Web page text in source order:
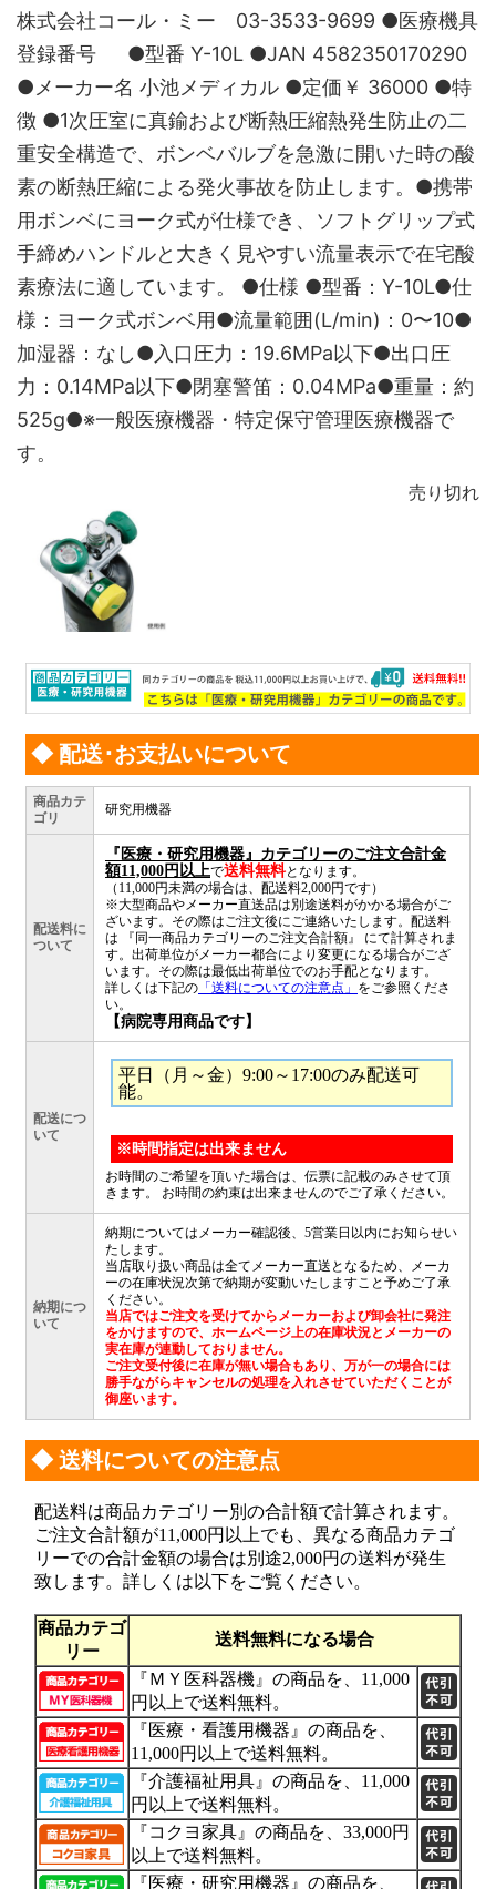
株式会社コール・ミー 03-3533-9699 ●医療機具
登録番号 ●型番 Y-10L ●JAN 4582350170290
●メーカー名 小池メディカル ●定価￥ 36000 ●特
徴 ●1次圧室に真鍮および断熱圧縮熱発生防止の二
重安全構造で、ボンベバルブを急激に開いた時の酸
素の断熱圧縮による発火事故を防止します。●携帯
用ボンベにヨーク式が仕様でき、ソフトグリップ式
手締めハンドルと大きく見やすい流量表示で在宅酸
素療法に適しています。 ●仕様 ●型番：Y-10L●仕
様：ヨーク式ボンベ用●流量範囲(L/min)：0〜10●
加湿器：なし●入口圧力：19.6MPa以下●出口圧
力：0.14MPa以下●閉塞警笛：0.04MPa●重量：約
525g●※一般医療機器・特定保守管理医療機器で
す。
売り切れ